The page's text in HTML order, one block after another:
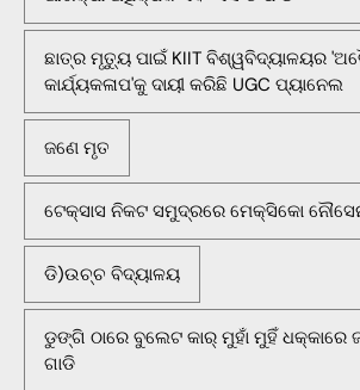
ଛାତ୍ର ମୃତ୍ୟୁ ପାଇଁ KIIT ବିଶ୍ୱବିଦ୍ୟାଳୟର
କାର୍ଯ୍ୟକଳାପ'କୁ ଦାୟୀ କରିଛି UGC ପ୍ୟାନେଲ
ଜଣେ ମୃତ
ଟେକ୍ସାସ ନିକଟ ସମୁଦ୍ରରେ ମେକ୍ସିକୋ
ଡି)ଉଚ୍ଚ ବିଦ୍ୟାଳୟ
ଡୁଙ୍ଗି ଠାରେ ବୁଲେଟ କାର୍ ମୁହାଁ ମୁହିଁ ଧକ୍କାରେ
ଗାଡି